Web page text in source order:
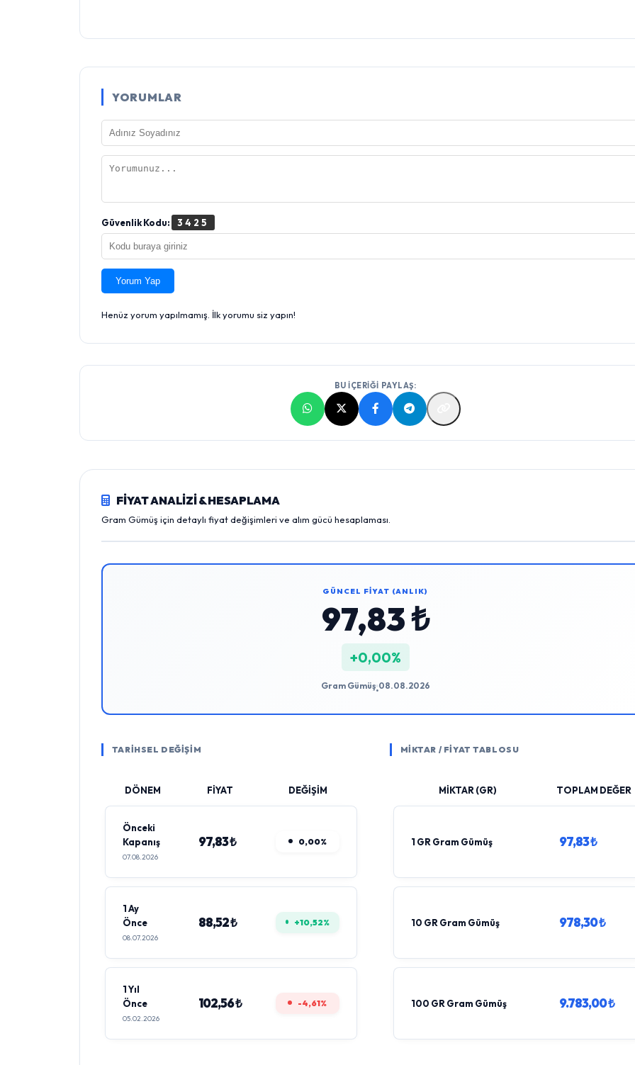
YORUMLAR
Güvenlik Kodu: 3425
Yorum Yap
Henüz yorum yapılmamış. İlk yorumu siz yapın!
BU İÇERİĞİ PAYLAŞ:
FİYAT ANALİZİ & HESAPLAMA
Gram Gümüş için detaylı fiyat değişimleri ve alım gücü hesaplaması.
GÜNCEL FİYAT (ANLIK)
97,83 ₺
+0,00%
Gram Gümüş•08.08.2026
TARİHSEL DEĞİŞİM
DÖNEM FİYAT DEĞİŞİM
Önceki
Kapanış
07.08.2026
97,83 ₺ 0,00%
1 Ay
Önce
08.07.2026
88,52 ₺ +10,52%
1 Yıl
Önce
05.02.2026
102,56 ₺ -4,61%
MİKTAR / FİYAT TABLOSU
MİKTAR (GR) TOPLAM DEĞER
1 GR Gram Gümüş 97,83 ₺
10 GR Gram Gümüş 978,30 ₺
100 GR Gram Gümüş 9.783,00 ₺